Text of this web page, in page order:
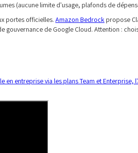
(aucune limite d'usage, plafonds de
portes officielles. Amazon Bedrock propose
gouvernance de Google Cloud. Attention :
en entreprise via les plans Team et Enterprise,